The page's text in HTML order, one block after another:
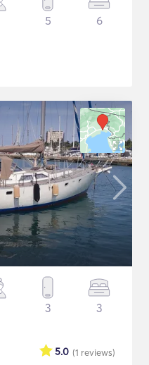
5 6
3 3
(1 reviews)
5.0